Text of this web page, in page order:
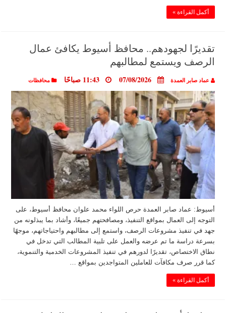
أكمل القراءة »
تقديرًا لجهودهم.. محافظ أسيوط يكافئ عمال
الرصف ويستمع لمطالبهم
عماد صابر العمدة 07/08/2026 11:43 صباحًا محافظات
أسيوط: عماد صابر العمدة حرص اللواء محمد علوان محافظ أسيوط، على
التوجه إلى العمال بمواقع التنفيذ، ومصافحتهم جميعًا، وأشاد بما يبذلونه من
جهد في تنفيذ مشروعات الرصف، واستمع إلى مطالبهم واحتياجاتهم، موجهًا
بسرعة دراسة ما تم عرضه والعمل على تلبية المطالب التي تدخل في
نطاق الاختصاص، تقديرًا لدورهم في تنفيذ المشروعات الخدمية والتنموية،
كما قرر صرف مكافآت للعاملين المتواجدين بمواقع …
أكمل القراءة »